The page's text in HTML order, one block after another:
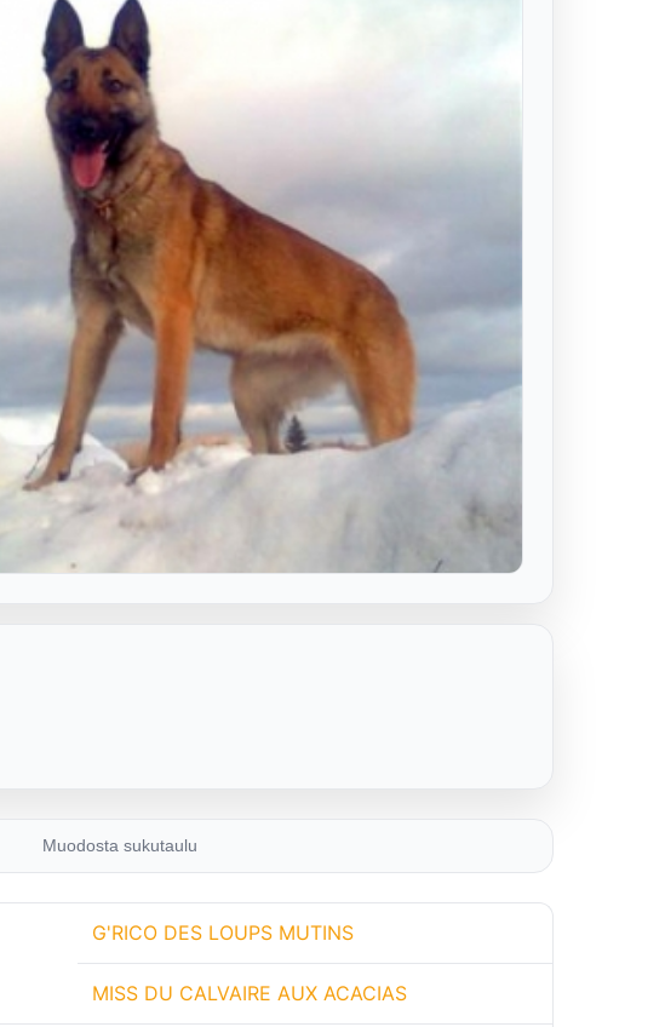
Muodosta sukutaulu
G'RICO DES LOUPS MUTINS
MISS DU CALVAIRE AUX ACACIAS